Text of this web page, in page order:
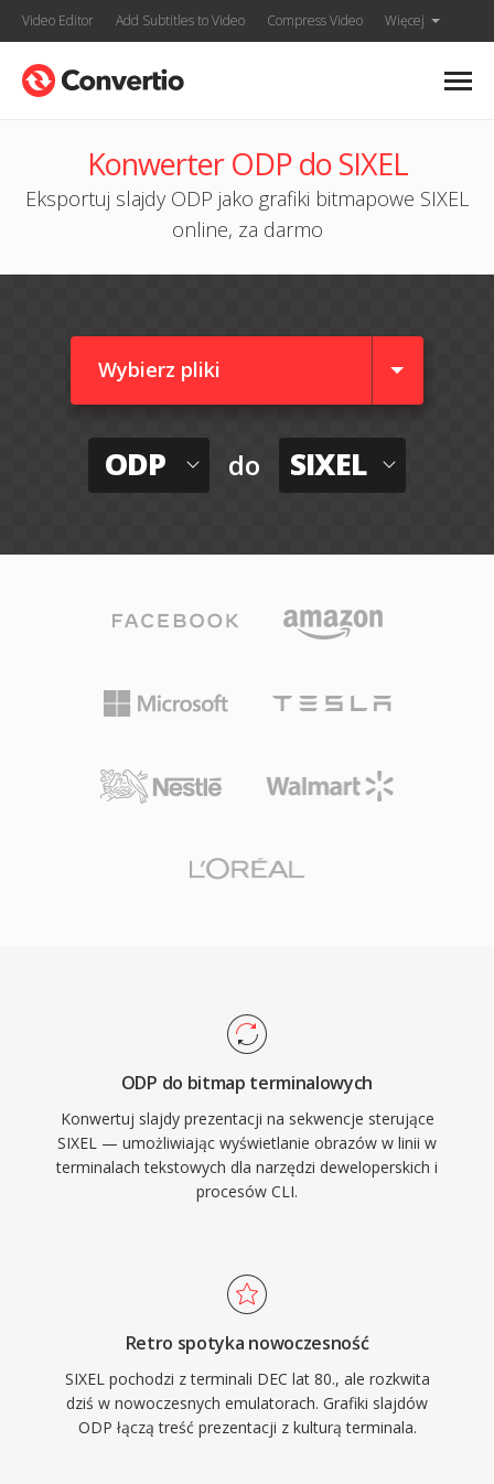
Video Editor Add Subtitles to Video Compress Video Więcej
Konwerter ODP do SIXEL
Eksportuj slajdy ODP jako grafiki bitmapowe SIXEL
online, za darmo
Wybierz pliki
ODP do SIXEL
ODP do bitmap terminalowych
Konwertuj slajdy prezentacji na sekwencje sterujące
SIXEL — umożliwiając wyświetlanie obrazów w linii w
terminalach tekstowych dla narzędzi deweloperskich i
procesów CLI.
Retro spotyka nowoczesność
SIXEL pochodzi z terminali DEC lat 80., ale rozkwita
dziś w nowoczesnych emulatorach. Grafiki slajdów
ODP łączą treść prezentacji z kulturą terminala.